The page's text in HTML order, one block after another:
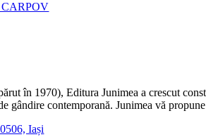
CARPOV
în 1970), Editura Junimea a crescut
gândire contemporană. Junimea vă
Iași